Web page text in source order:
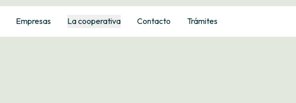
Empresas La cooperativa Contacto Trámites